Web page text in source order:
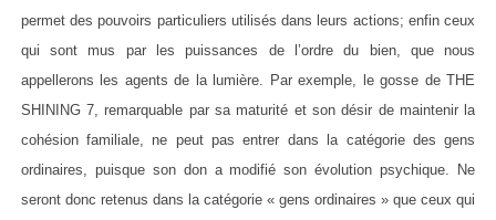
permet des pouvoirs particuliers utilisés dans leurs actions; enfin ceux
qui sont mus par les puissances de l’ordre du bien, que nous
appellerons les agents de la lumière. Par exemple, le gosse de THE
SHINING 7, remarquable par sa maturité et son désir de maintenir la
cohésion familiale, ne peut pas entrer dans la catégorie des gens
ordinaires, puisque son don a modifié son évolution psychique. Ne
seront donc retenus dans la catégorie « gens ordinaires » que ceux qui